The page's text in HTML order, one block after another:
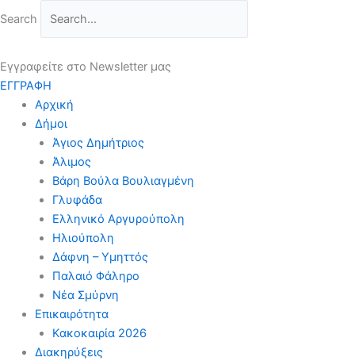
στο
Search
Εγγραφείτε στο Newsletter μας
ΕΓΓΡΑΦΗ
Αρχική
Δήμοι
Άγιος Δημήτριος
Άλιμος
Βάρη Βούλα Βουλιαγμένη
Γλυφάδα
Ελληνικό Αργυρούπολη
Ηλιούπολη
Δάφνη – Υμηττός
Παλαιό Φάληρο
Νέα Σμύρνη
Επικαιρότητα
Κακοκαιρία 2026
Διακηρύξεις